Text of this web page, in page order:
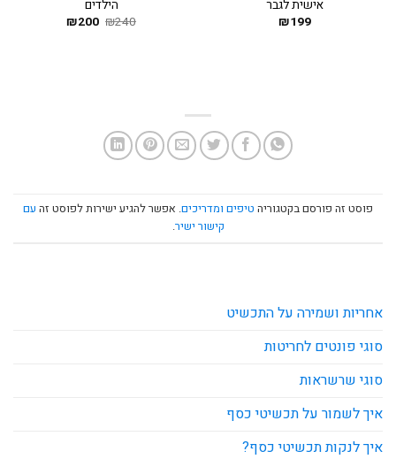
אישית לגבר
₪199
הילדים
₪240 המחיר
₪200
פוסט זה פורסם בקטגוריה טיפים ומדריכים. אפשר להגיע ישירות לפוסט זה עם
קישור ישיר.
אחריות ושמירה על התכשיט
סוגי פונטים לחריטות
סוגי שרשראות
איך לשמור על תכשיטי כסף
איך לנקות תכשיטי כסף?